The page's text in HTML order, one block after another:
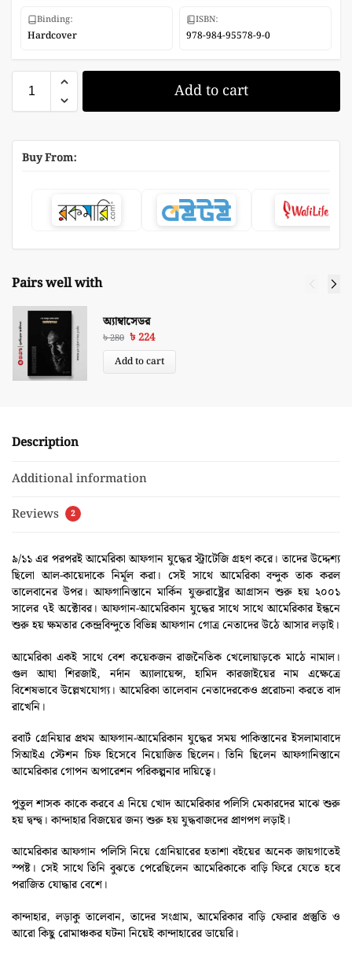
Binding:
Hardcover
ISBN:
978-984-95578-9-0
Add to cart
Buy From:
Pairs well with
অ্যাম্বাসেডর
৳280 ৳224
Add to cart
Description
Additional information
Reviews
2
৯/১১ এর পরপরই আমেরিকা আফগান যুদ্ধের স্ট্রাটেজি গ্রহণ করে। তাদের উদ্দেশ্য
ছিলো আল-কায়েদাকে নির্মূল করা। সেই সাথে আমেরিকা বন্দুক তাক করল
তালেবানের উপর। আফগানিস্তানে মার্কিন যুক্তরাষ্ট্রের আগ্রাসন শুরু হয় ২০০১
সালের ৭ই অক্টোবর। আফগান-আমেরিকান যুদ্ধের সাথে সাথে আমেরিকার ইন্ধনে
শুরু হয় ক্ষমতার কেন্দ্রবিন্দুতে বিভিন্ন আফগান গোত্র নেতাদের উঠে আসার লড়াই।
আমেরিকা একই সাথে বেশ কয়েকজন রাজনৈতিক খেলোয়াড়কে মাঠে নামাল।
গুল আঘা শিরজাই, নর্দান অ্যালায়েন্স, হামিদ কারজাইয়ের নাম এক্ষেত্রে
বিশেষভাবে উল্লেখযোগ্য। আমেরিকা তালেবান নেতাদেরকেও প্ররোচনা করতে বাদ
রাখেনি।
রবার্ট গ্রেনিয়ার প্রথম আফগান-আমেরিকান যুদ্ধের সময় পাকিস্তানের ইসলামাবাদে
সিআইএ স্টেশন চিফ হিসেবে নিয়োজিত ছিলেন। তিনি ছিলেন আফগানিস্তানে
আমেরিকার গোপন অপারেশন পরিকল্পনার দায়িত্বে।
পুতুল শাসক কাকে করবে এ নিয়ে খোদ আমেরিকার পলিসি মেকারদের মাঝে শুরু
হয় দ্বন্দ্ব। কান্দাহার বিজয়ের জন্য শুরু হয় যুদ্ধবাজদের প্রাণপণ লড়াই।
আমেরিকার আফগান পলিসি নিয়ে গ্রেনিয়ারের হতাশা বইয়ের অনেক জায়গাতেই
স্পষ্ট। সেই সাথে তিনি বুঝতে পেরেছিলেন আমেরিকাকে বাড়ি ফিরে যেতে হবে
পরাজিত যোদ্ধার বেশে।
কান্দাহার, লড়াকু তালেবান, তাদের সংগ্রাম, আমেরিকার বাড়ি ফেরার প্রস্তুতি ও
আরো কিছু রোমাঞ্চকর ঘটনা নিয়েই কান্দাহারের ডায়েরি।